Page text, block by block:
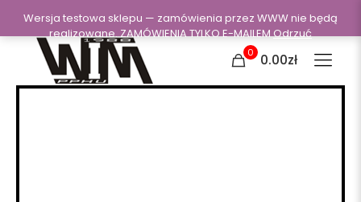
0 0.00zł
Wersja testowa sklepu — zamówienia przez WWW nie będą
realizowane. ZAMÓWIENIA TYLKO E-MAILEMOdrzuć